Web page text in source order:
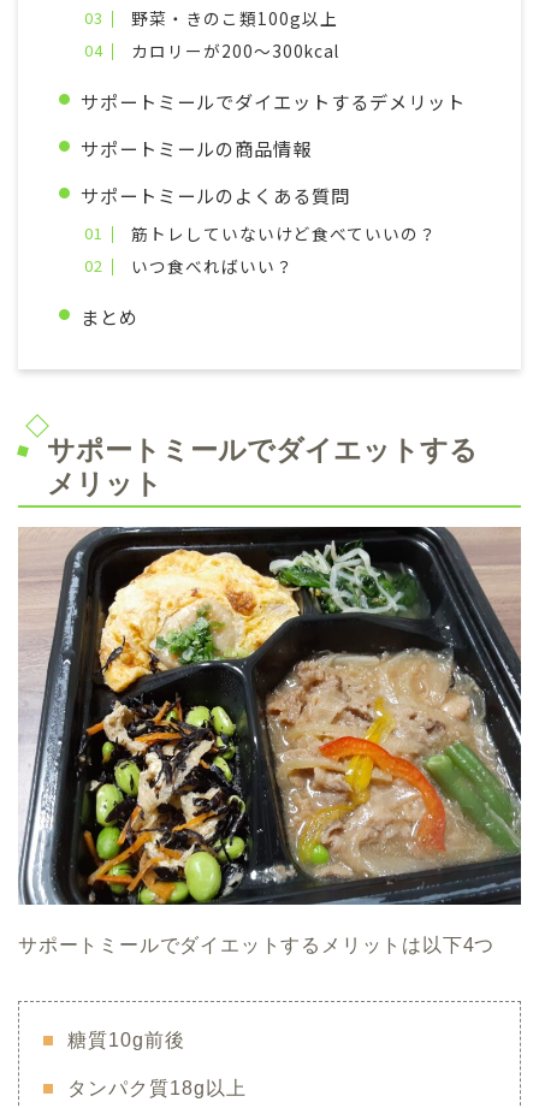
野菜・きのこ類100g以上
カロリーが200～300kcal
サポートミールでダイエットするデメリット
サポートミールの商品情報
サポートミールのよくある質問
筋トレしていないけど食べていいの？
いつ食べればいい？
まとめ
サポートミールでダイエットする
メリット
サポートミールでダイエットするメリットは以下4つ
糖質10g前後
タンパク質18g以上